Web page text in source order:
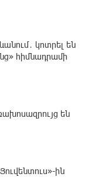
կոտրել են
հիմնադրամի
են
ին